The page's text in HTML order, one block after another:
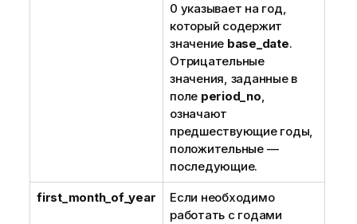
0 указывает на год,
который содержит
значение base_date.
Отрицательные
значения, заданные в
поле period_no,
означают
предшествующие годы,
положительные —
последующие.
first_month_of_year
Если необходимо
работать с годами